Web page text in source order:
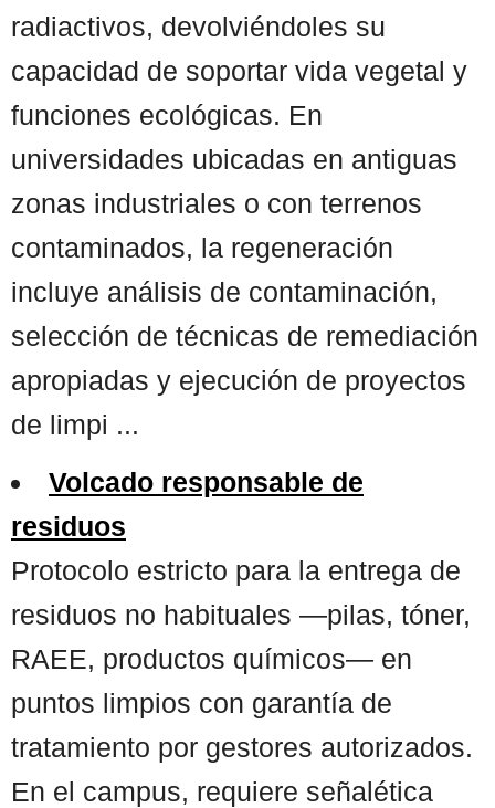
radiactivos, devolviéndoles su
capacidad de soportar vida vegetal y
funciones ecológicas. En
universidades ubicadas en antiguas
zonas industriales o con terrenos
contaminados, la regeneración
incluye análisis de contaminación,
selección de técnicas de remediación
apropiadas y ejecución de proyectos
de limpi ...
Volcado responsable de
residuos
Protocolo estricto para la entrega de
residuos no habituales —pilas, tóner,
RAEE, productos químicos— en
puntos limpios con garantía de
tratamiento por gestores autorizados.
En el campus, requiere señalética